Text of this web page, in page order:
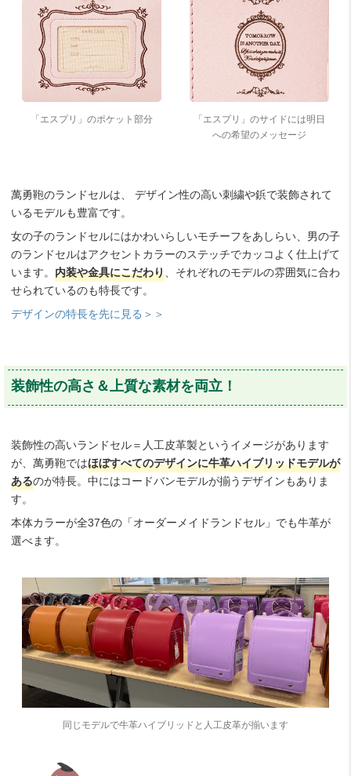
「エスプリ」のポケット部分
「エスプリ」のサイドには明日
への希望のメッセージ
萬勇鞄のランドセルは、 デザイン性の高い刺繍や鋲で装飾されて
いるモデルも豊富です。
女の子のランドセルにはかわいらしいモチーフをあしらい、男の子
のランドセルはアクセントカラーのステッチでカッコよく仕上げて
います。 内装や金具にこだわり 、それぞれのモデルの雰囲気に合わ
せられているのも特長です。
デザインの特長を先に見る＞＞
装飾性の高さ＆上質な素材を両立！
装飾性の高いランドセル＝人工皮革製というイメージがあります
が、萬勇鞄ではほぼすべてのデザインに牛革ハイブリッドモデルが
あるのが特長。中にはコードバンモデルが揃うデザインもありま
す。
本体カラーが全37色の「オーダーメイドランドセル」でも牛革が
選べます。
同じモデルで牛革ハイブリッドと人工皮革が揃います